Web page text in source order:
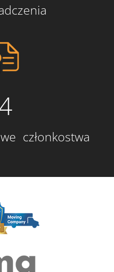
członkostwa